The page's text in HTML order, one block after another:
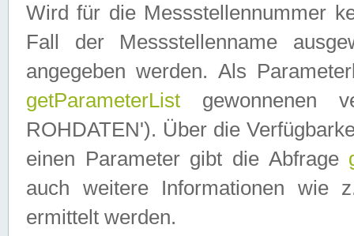
Wird für die Messstellennummer
Fall der Messstellenname
angegeben werden. Als
getParameterList gewonnenen
ROHDATEN'). Über die
einen Parameter gibt die Abfrage
auch weitere Informationen wie
ermittelt werden.